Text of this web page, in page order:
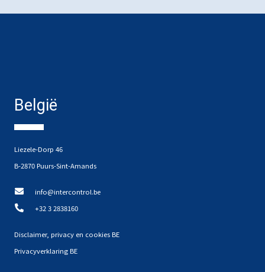
België
Liezele-Dorp 46
B-2870 Puurs-Sint-Amands
info@intercontrol.be
+32 3 2838160
Disclaimer, privacy en cookies BE
Privacyverklaring BE